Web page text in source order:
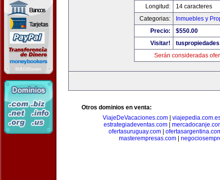
Longitud:
14 caracteres
Categorias:
Inmuebles y
Precio:
$550.00
Visitar!
Serán consideradas
Otros dominios en venta:
ViajeDeVacaciones.com
estrategiadeventas.com|
ofertasuruguay.com|
masterempresas.com|